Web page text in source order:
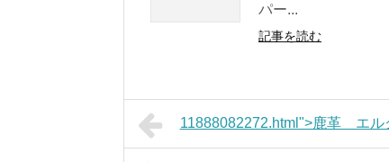
パー...
記事を読む
11888082272.html">鹿革 エ